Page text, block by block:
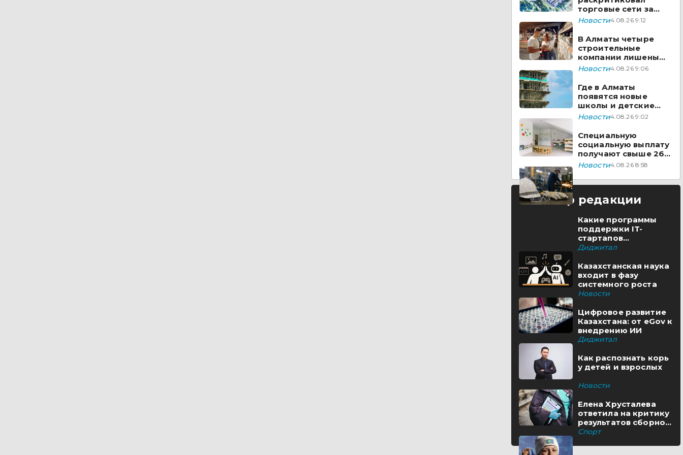
торговые сети за
отношение к
товарам
Новости4.08.26 9:12
В Алматы четыре
строительные
компании лишены
лицензий
Новости4.08.26 9:06
Где в Алматы
появятся новые
школы и детские
сады
Новости4.08.26 9:02
Специальную
социальную выплату
получают свыше 26
тысяч казахстанцев
Новости4.08.26 8:58
Выбор редакции
Какие программы
поддержки IT-
стартапов
реализуются в
Диджитал
Казахстанская наука
входит в фазу
системного роста
Новости
Цифровое развитие
Казахстана: от eGov к
внедрению ИИ
Диджитал
Как распознать корь
у детей и взрослых
Новости
Елена Хрусталева
ответила на критику
результатов сборной
Казахстана
Спорт